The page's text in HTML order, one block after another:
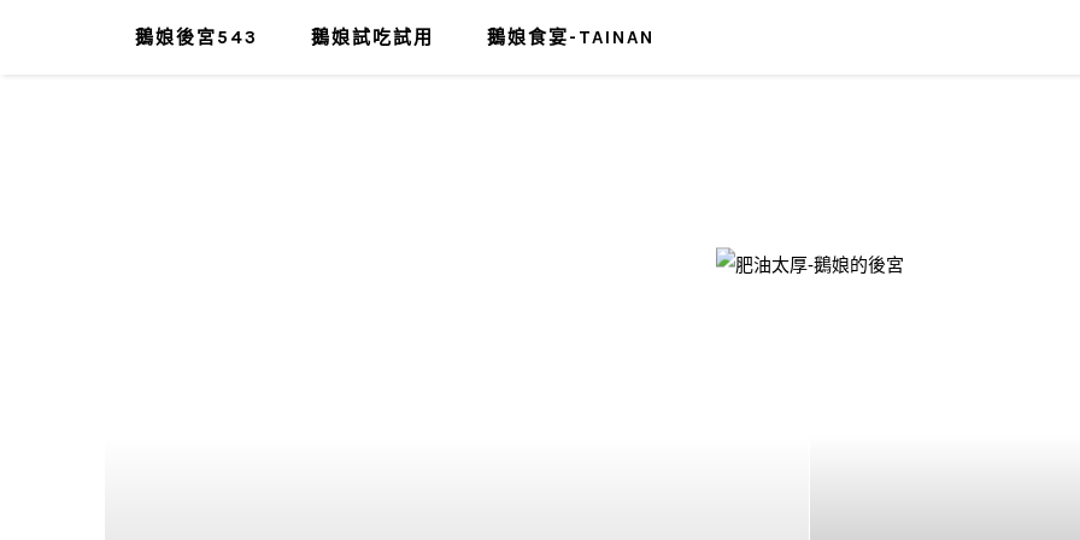
鵝娘後宮543 鵝娘試吃試用 鵝娘食宴-TAINAN
肥油太厚-鵝娘的後宮